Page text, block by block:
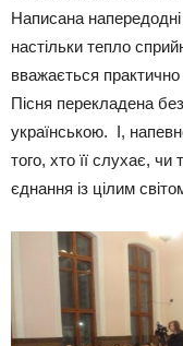
Написана напередодні
настільки тепло
вважається практично
Пісня перекладена
українською. І,
того, хто її слухає, чи
єднання із цілим